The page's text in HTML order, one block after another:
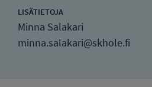
LISÄTIETOJA
Minna Salakari
minna.salakari@skhole.fi